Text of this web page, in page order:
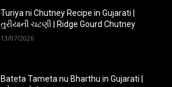
Turiya ni Chutney Recipe in Gujarati |
તુરીયાની ચટણી | Ridge Gourd Chutney
13/07/2026
Bateta Tameta nu Bharthu in Gujarati |